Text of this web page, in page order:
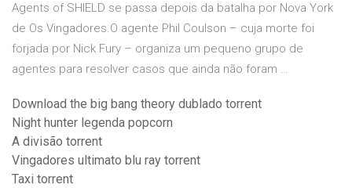
Agents of SHIELD se passa depois da batalha por Nova York
de Os Vingadores.O agente Phil Coulson – cuja morte foi
forjada por Nick Fury – organiza um pequeno grupo de
agentes para resolver casos que ainda não foram …
Download the big bang theory dublado torrent
Night hunter legenda popcorn
A divisão torrent
Vingadores ultimato blu ray torrent
Taxi torrent